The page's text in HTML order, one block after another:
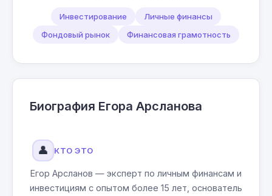
Инвестирование
Личные финансы
Фондовый рынок
Финансовая грамотность
Биография Егора Арсланова
👤 КТО ЭТО
Егор Арсланов — эксперт по личным финансам и
инвестициям с опытом более 15 лет, основатель